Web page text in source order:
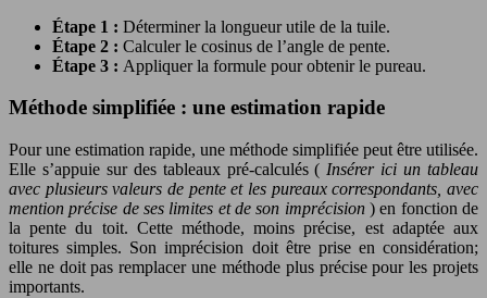
Étape 1 : Déterminer la longueur utile de la tuile.
Étape 2 : Calculer le cosinus de l’angle de pente.
Étape 3 : Appliquer la formule pour obtenir le pureau.
Méthode simplifiée : une estimation rapide
Pour une estimation rapide, une méthode simplifiée peut être utilisée.
Elle s’appuie sur des tableaux pré-calculés ( Insérer ici un tableau
avec plusieurs valeurs de pente et les pureaux correspondants, avec
mention précise de ses limites et de son imprécision ) en fonction de
la pente du toit. Cette méthode, moins précise, est adaptée aux
toitures simples. Son imprécision doit être prise en considération;
elle ne doit pas remplacer une méthode plus précise pour les projets
importants.